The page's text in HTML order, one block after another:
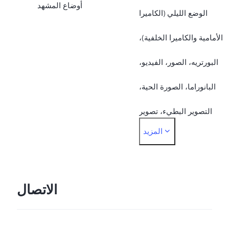
أوضاع المشهد
الوضع الليلي (الكاميرا
الأمامية والكاميرا الخلفية)،
البورتريه، الصور، الفيديو،
البانوراما، الصورة الحية،
التصوير البطيء، تصوير
الفاصل الزمني، التصوير
المزيد
الاتصال